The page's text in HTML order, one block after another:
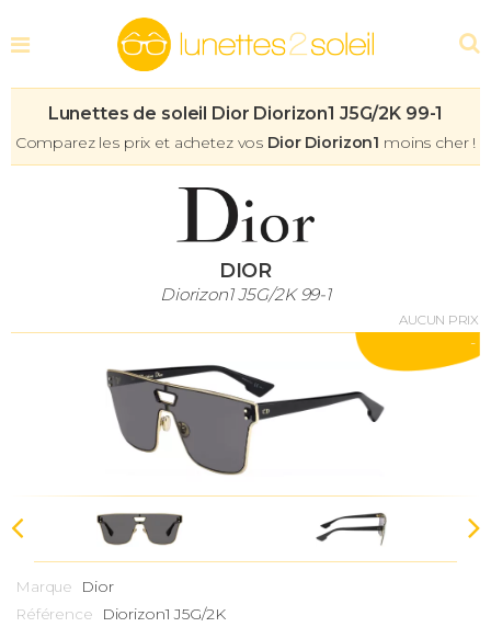
Lunettes de soleil Dior Diorizon1 J5G/2K 99-1
Comparez les prix et achetez vos Dior Diorizon1 moins cher !
DIOR
Diorizon1 J5G/2K 99-1
AUCUN PRIX
-
Marque Dior
Référence Diorizon1 J5G/2K